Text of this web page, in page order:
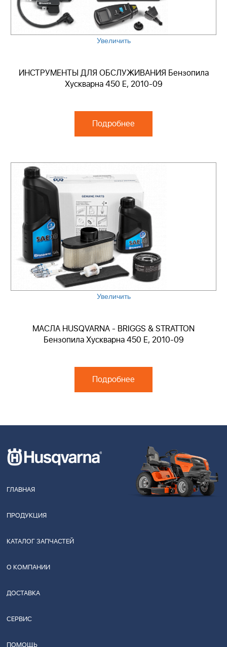
Увеличить
ИНСТРУМЕНТЫ ДЛЯ ОБСЛУЖИВАНИЯ Бензопила
Хускварна 450 E, 2010-09
Подробнее
Увеличить
МАСЛА HUSQVARNA - BRIGGS & STRATTON
Бензопила Хускварна 450 E, 2010-09
Подробнее
ГЛАВНАЯ
ПРОДУКЦИЯ
КАТАЛОГ ЗАПЧАСТЕЙ
О КОМПАНИИ
ДОСТАВКА
СЕРВИС
ПОМОЩЬ